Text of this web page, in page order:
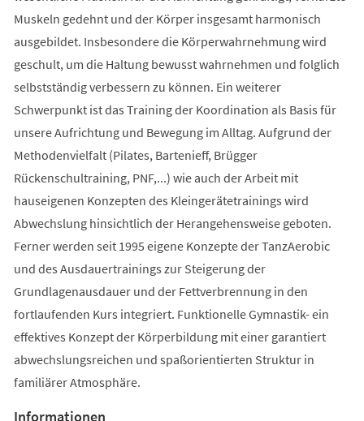
Muskeln gedehnt und der Körper insgesamt harmonisch
ausgebildet. Insbesondere die Körperwahrnehmung wird
geschult, um die Haltung bewusst wahrnehmen und folglich
selbstständig verbessern zu können. Ein weiterer
Schwerpunkt ist das Training der Koordination als Basis für
unsere Aufrichtung und Bewegung im Alltag. Aufgrund der
Methodenvielfalt (Pilates, Bartenieff, Brügger
Rückenschultraining, PNF,...) wie auch der Arbeit mit
hauseigenen Konzepten des Kleingerätetrainings wird
Abwechslung hinsichtlich der Herangehensweise geboten.
Ferner werden seit 1995 eigene Konzepte der TanzAerobic
und des Ausdauertrainings zur Steigerung der
Grundlagenausdauer und der Fettverbrennung in den
fortlaufenden Kurs integriert. Funktionelle Gymnastik- ein
effektives Konzept der Körperbildung mit einer garantiert
abwechslungsreichen und spaßorientierten Struktur in
familiärer Atmosphäre.
Informationen